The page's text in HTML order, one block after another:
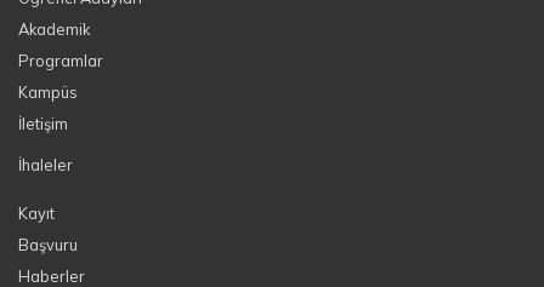
Akademik
Programlar
Kampüs
İletişim
İhaleler
Kayıt
Başvuru
Haberler